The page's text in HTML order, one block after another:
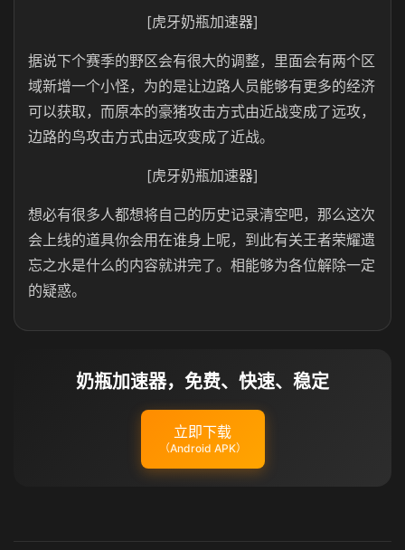
[虎牙奶瓶加速器]
据说下个赛季的野区会有很大的调整，里面会有两个区
域新增一个小怪，为的是让边路人员能够有更多的经济
可以获取，而原本的豪猪攻击方式由近战变成了远攻，
边路的鸟攻击方式由远攻变成了近战。
[虎牙奶瓶加速器]
想必有很多人都想将自己的历史记录清空吧，那么这次
会上线的道具你会用在谁身上呢，到此有关王者荣耀遗
忘之水是什么的内容就讲完了。相能够为各位解除一定
的疑惑。
奶瓶加速器，免费、快速、稳定
立即下载
（Android APK）